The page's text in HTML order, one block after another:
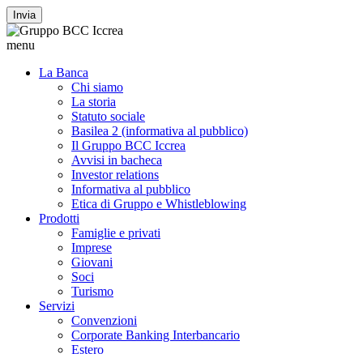
Invia
menu
La Banca
Chi siamo
La storia
Statuto sociale
Basilea 2 (informativa al pubblico)
Il Gruppo BCC Iccrea
Avvisi in bacheca
Investor relations
Informativa al pubblico
Etica di Gruppo e Whistleblowing
Prodotti
Famiglie e privati
Imprese
Giovani
Soci
Turismo
Servizi
Convenzioni
Corporate Banking Interbancario
Estero